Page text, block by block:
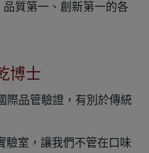
質第一、創新第一的各
博士
際品管驗證，有別於傳統
驗室，讓我們不管在口味